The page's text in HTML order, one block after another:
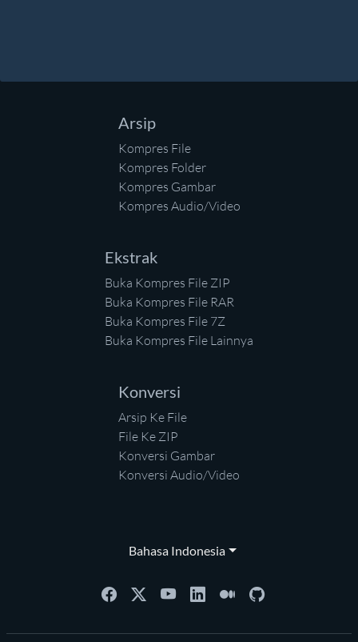
Arsip
Kompres File
Kompres Folder
Kompres Gambar
Kompres Audio/Video
Ekstrak
Buka Kompres File ZIP
Buka Kompres File RAR
Buka Kompres File 7Z
Buka Kompres File Lainnya
Konversi
Arsip Ke File
File Ke ZIP
Konversi Gambar
Konversi Audio/Video
Bahasa Indonesia